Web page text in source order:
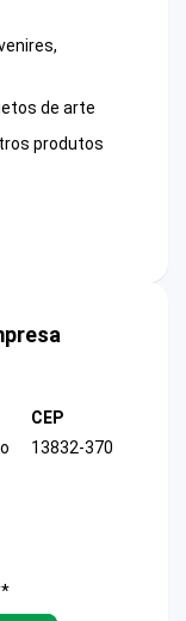
de arte
produtos
CEP
13832-370